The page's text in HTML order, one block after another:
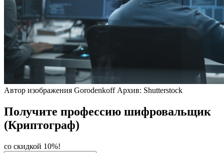
Автор изображения Gorodenkoff Архив: Shutterstock
Получите профессию шифровальщик
(Криптограф)
со скидкой 10%!